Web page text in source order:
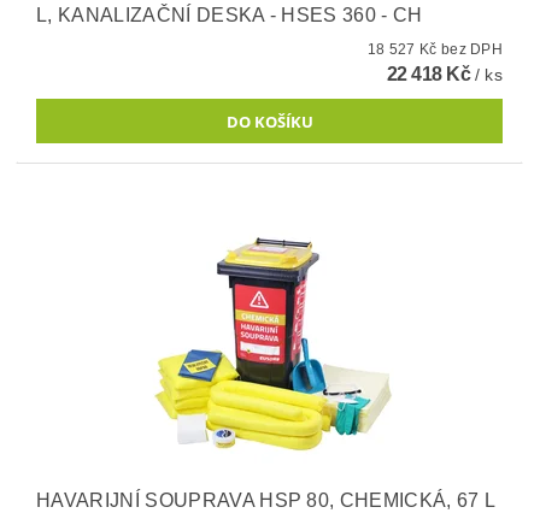
L, KANALIZAČNÍ DESKA - HSES 360 - CH
18 527 Kč bez DPH
22 418 Kč/ ks
HAVARIJNÍ SOUPRAVA HSP 80, CHEMICKÁ, 67 L